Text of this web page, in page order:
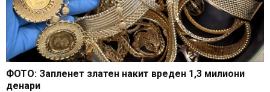
ФОТО: Запленет златен накит вреден 1,3 милиони
денари